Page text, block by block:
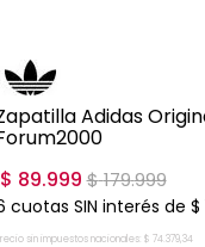
41
Adidas
$ 89.999 $179.999
cuotas SIN interés de $
sin impuestos nacionales: $ 74.379,34